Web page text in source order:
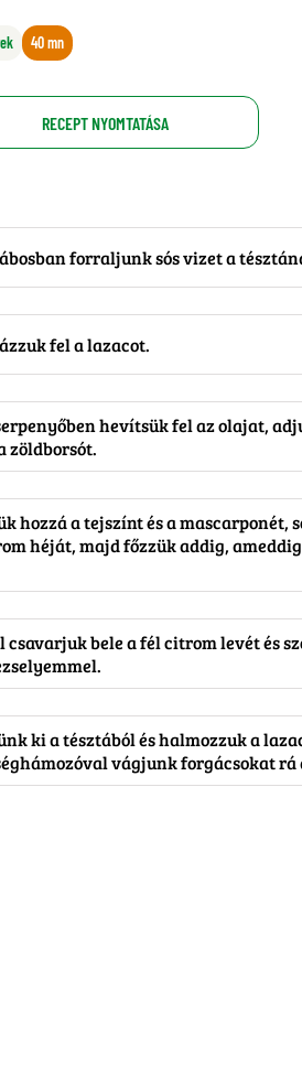
40 mn
RECEPT NYOMTATÁSA
forraljunk sós vizet a
fel a lazacot.
hevítsük fel az olajat,
zöldborsót.
hozzá a tejszínt és a mascarponét,
héját, majd főzzük addig,
csavarjuk bele a fél citrom levét és
ki a tésztából és halmozzuk a
vágjunk forgácsokat rá